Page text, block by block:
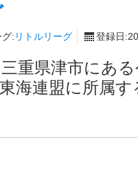
: リトルリーグ 登録日
重県津市にあ
海連盟に所属